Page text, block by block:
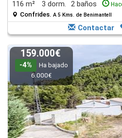
116 m² 3 dorm. 2 baños
Confrides. A 5 Kms. de Benimantell
Contactar
159.000€
-4%
Ha bajado
6.000€